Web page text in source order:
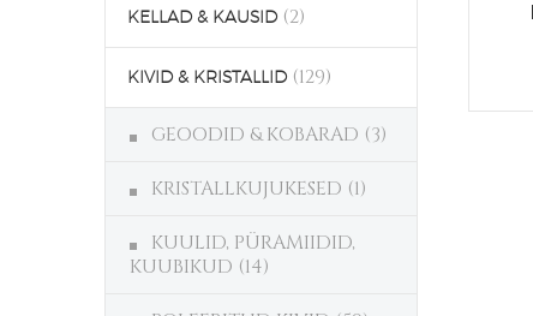
KELLAD & KAUSID (2)
KIVID & KRISTALLID (129)
GEOODID & KOBARAD (3)
KRISTALLKUJUKESED (1)
KUULID, PÜRAMIIDID,
KUUBIKUD (14)